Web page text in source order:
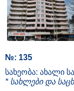
№: 135
სახეობა: ახალი
* სახლები და